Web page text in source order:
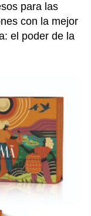
para las
con la mejor
el poder de la